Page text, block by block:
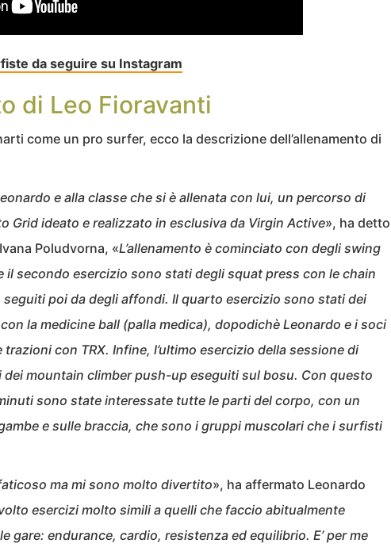
da seguire su Instagram
di Leo Fioravanti
come un pro surfer, ecco la descrizione dell’allenamento di
e alla classe che si è allenata con lui, un percorso di
Grid ideato e realizzato in esclusiva da Virgin Active», ha detto
Poludvorna, «L’allenamento è cominciato con degli swing
il secondo esercizio sono stati degli squat press con le chain
poi da degli affondi. Il quarto esercizio sono stati dei
la medicine ball (palla medica), dopodichè Leonardo e i soci
con TRX. Infine, l’ultimo esercizio della sessione di
mountain climber push-up eseguiti sul bosu. Con questo
sono state interessate tutte le parti del corpo, con un
e sulle braccia, che sono i gruppi muscolari che i surfisti
ma mi sono molto divertito», ha affermato Leonardo
esercizi molto simili a quelli che faccio abitualmente
gare: endurance, cardio, resistenza ed equilibrio. E’ per me